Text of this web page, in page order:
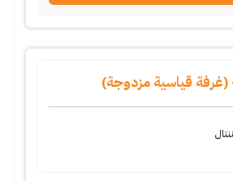
(غرفة قياسية مزدوجة)